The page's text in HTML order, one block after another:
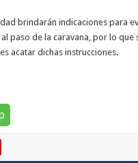
brindarán indicaciones para
paso de la caravana, por lo que
acatar dichas instrucciones.